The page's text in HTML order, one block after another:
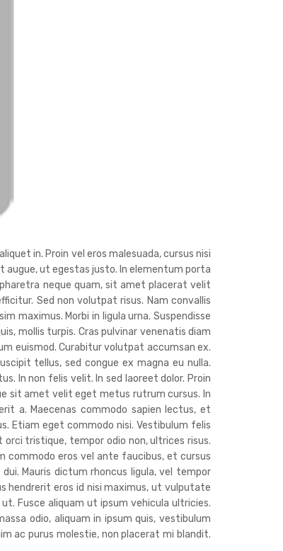
in. Proin vel eros malesuada, cursus nisi
augue, ut egestas justo. In elementum porta
neque quam, sit amet placerat velit
Sed non volutpat risus. Nam convallis
maximus. Morbi in ligula urna. Suspendisse
mollis turpis. Cras pulvinar venenatis diam
euismod. Curabitur volutpat accumsan ex.
tellus, sed congue ex magna eu nulla.
In non felis velit. In sed laoreet dolor. Proin
sit amet velit eget metus rutrum cursus. In
a. Maecenas commodo sapien lectus, et
Etiam eget commodo nisi. Vestibulum felis
tristique, tempor odio non, ultrices risus.
commodo eros vel ante faucibus, et cursus
Mauris dictum rhoncus ligula, vel tempor
hendrerit eros id nisi maximus, ut vulputate
Fusce aliquam ut ipsum vehicula ultricies.
odio, aliquam in ipsum quis, vestibulum
ac purus molestie, non placerat mi blandit.